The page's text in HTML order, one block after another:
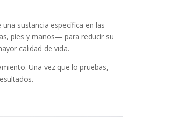
sustancia específica en las
pies y manos— para reducir su
calidad de vida.
Una vez que lo pruebas,